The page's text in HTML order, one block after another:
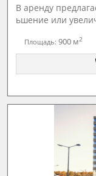
В аренду
ьшение или
Площадь: 900 м2